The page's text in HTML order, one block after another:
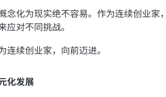
念化为现实绝不容易。作为连续创业
应对不同挑战。
连续创业家，向前迈进。
化发展